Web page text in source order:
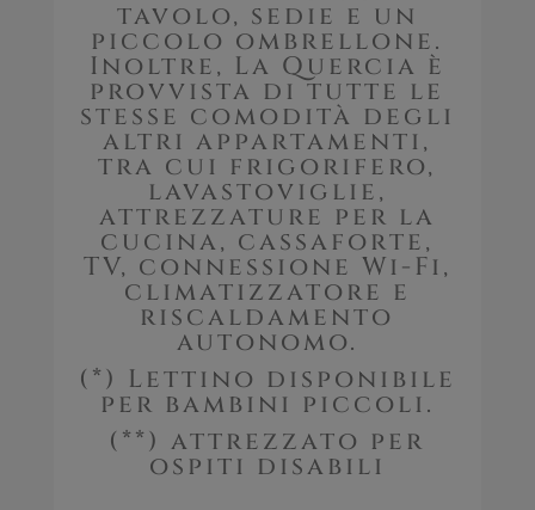
tavolo, sedie e un
piccolo ombrellone.
Inoltre, La Quercia è
provvista di tutte le
stesse comodità degli
altri appartamenti,
tra cui frigorifero,
lavastoviglie,
attrezzature per la
cucina, cassaforte,
TV, connessione Wi-Fi,
climatizzatore e
riscaldamento
autonomo.
(*) Lettino disponibile
per bambini piccoli.
(**) attrezzato per
ospiti disabili